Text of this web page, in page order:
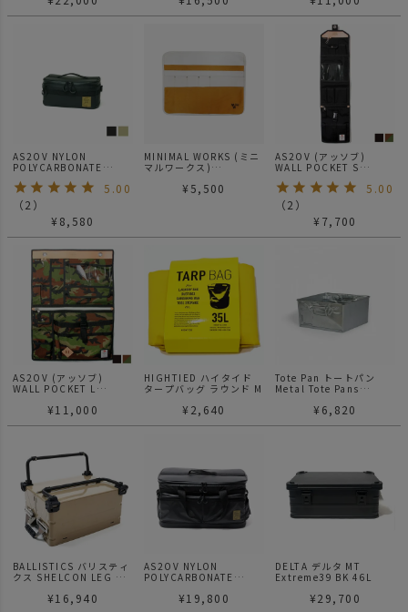
AS2OV NYLON
POLYCARBONATE
CONTAINER BOX (SS)
コンテナボックス SSサ
イズ
5.00
（2 ）
¥ 8,580
MINIMAL WORKS (ミニ
マルワークス)
TOOL CASE / ファニチ
¥ 5,500
AS2OV (アッソブ)
WALL POCKET S
CORDURA / リビンググ
ッズ
5.00
（2 ）
¥ 7,700
AS2OV (アッソブ)
WALL POCKET L
¥11,000
HIGHTIED ハイタイド
タープバッグ ラウンド M
¥ 2,640
Tote Pan トートパン
Metal Tote Pans
305×305×150 TP1
¥ 6,820
BALLISTICS バリスティ
クス SHELCON LEG 25
¥16,940
AS2OV NYLON
POLYCARBONATE
ルームコンテナ BLACK
¥19,800
DELTA デルタ MT
Extreme39 BK 46L
¥29,700